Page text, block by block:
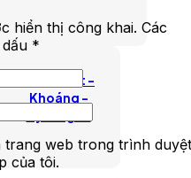
Tinh Khiết -
Khoáng -
hiển thị công khai. Các
*
trang web trong trình duyệt
của tôi.